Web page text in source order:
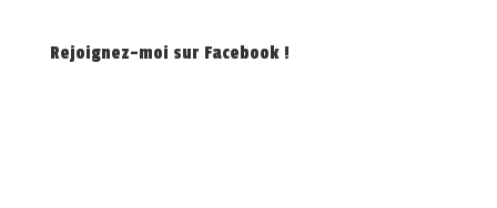
Rejoignez-moi sur Facebook !